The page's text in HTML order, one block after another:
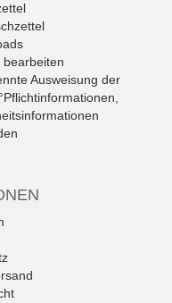
bearbeiten
Ausweisung der